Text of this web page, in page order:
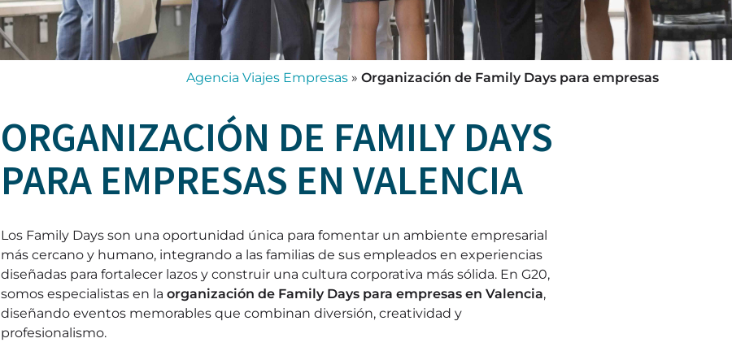
Agencia Viajes Empresas» Organización de Family Days para empresas
ORGANIZACIÓN DE FAMILY DAYS
PARA EMPRESAS EN VALENCIA
Los Family Days son una oportunidad única para fomentar un ambiente empresarial
más cercano y humano, integrando a las familias de sus empleados en experiencias
diseñadas para fortalecer lazos y construir una cultura corporativa más sólida. En G20,
somos especialistas en laorganización de Family Days para empresas en Valencia,
diseñando eventos memorables que combinan diversión, creatividad y
profesionalismo.